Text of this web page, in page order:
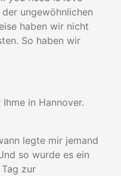
ungewöhnlichen
haben wir nicht
So haben wir
in Hannover.
legte mir jemand
so wurde es ein
zur